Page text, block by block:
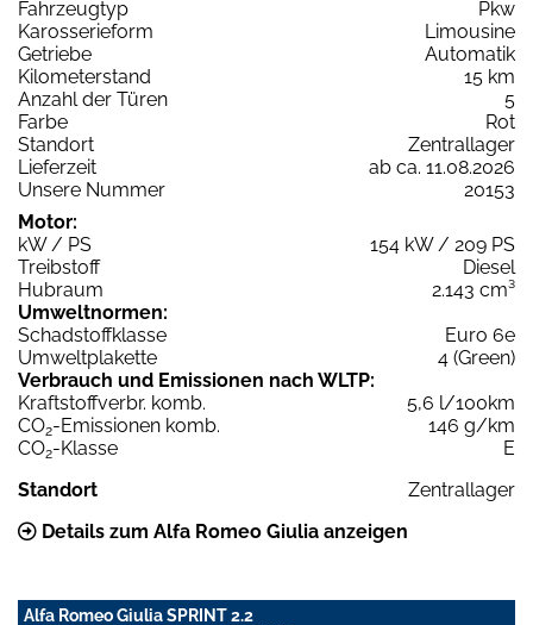
Fahrzeugtyp
Pkw
Karosserieform
Limousine
Getriebe
Automatik
Kilometerstand
15 km
Anzahl der Türen
5
Farbe
Rot
Standort
Zentrallager
Lieferzeit
ab ca. 11.08.2026
Unsere Nummer
20153
Motor:
kW / PS
154 kW / 209 PS
Treibstoff
Diesel
Hubraum
2.143 cm³
Umweltnormen:
Schadstoffklasse
Euro 6e
Umweltplakette
4 (Green)
Verbrauch und Emissionen nach WLTP:
Kraftstoffverbr. komb.
5,6 l/100km
CO2-Emissionen komb.
146 g/km
CO2-Klasse
E
Standort
Zentrallager
Details zum Alfa Romeo Giulia anzeigen
Alfa Romeo Giulia SPRINT 2.2